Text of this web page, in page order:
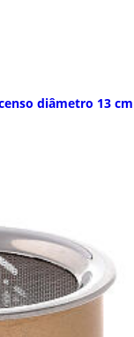
diâmetro 13 cm